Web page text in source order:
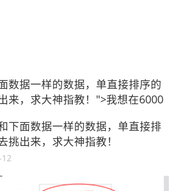
数据一样的数据，单直接排序的
来，求大神指教！">我想在6000
下面数据一样的数据，单直接排
挑出来，求大神指教！